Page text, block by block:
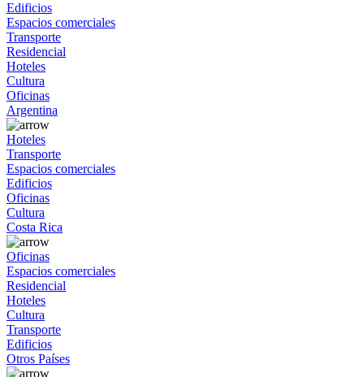
Edificios
Espacios comerciales
Transporte
Residencial
Hoteles
Cultura
Oficinas
Argentina
Hoteles
Transporte
Espacios comerciales
Edificios
Oficinas
Cultura
Costa Rica
Oficinas
Espacios comerciales
Residencial
Hoteles
Cultura
Transporte
Edificios
Otros Países